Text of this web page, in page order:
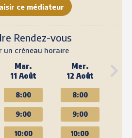
ce médiateur
Rendez-vous
un créneau horaire
Mar.
11 Août
8:00
9:00
10:00
Mer.
12 Août
8:00
9:00
10:00